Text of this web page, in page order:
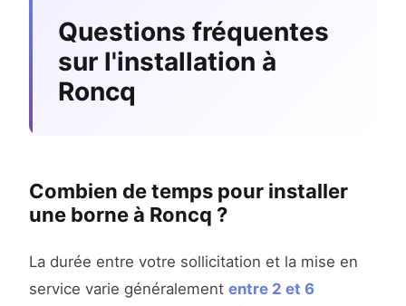
Questions fréquentes
sur l'installation à
Roncq
Combien de temps pour installer
une borne à Roncq ?
La durée entre votre sollicitation et la mise en
service varie généralement entre 2 et 6